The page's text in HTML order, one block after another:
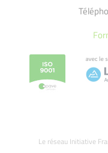
Le réseau Initiative